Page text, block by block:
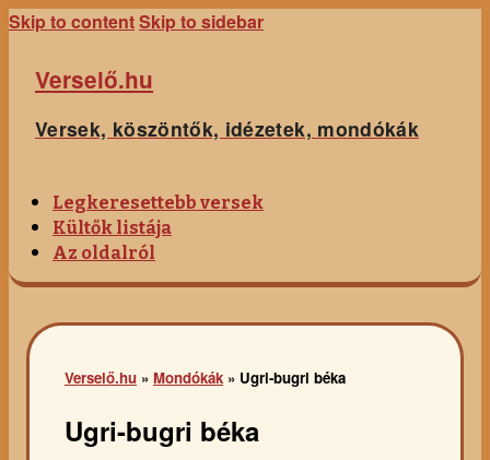
Skip to contentSkip to sidebar
Verselő.hu
Versek, köszöntők, idézetek, mondókák
Legkeresettebb versek
Kültők listája
Az oldalról
Verselő.hu » Mondókák » Ugri-bugri béka
Ugri-bugri béka